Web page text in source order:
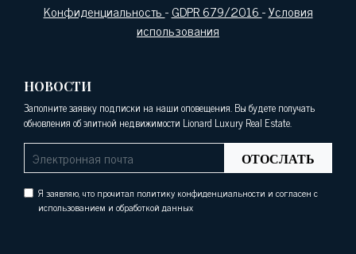
Конфиденциальность-GDPR 679/2016-Условия
использования
НОВОСТИ
Заполните заявку подписки на наши оповещения. Вы будете получать
обновления об элитной недвижимости Lionard Luxury Real Estate.
ОТОСЛАТЬ
Я заявляю, что прочитал политику конфиденциальности и согласен с
использованием и обработкой данных